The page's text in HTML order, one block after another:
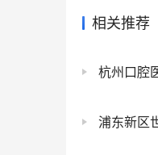
相关推荐
杭州口腔
浦东新区